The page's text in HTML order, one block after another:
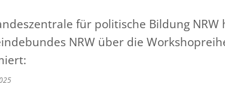
für politische Bildung
NRW über die